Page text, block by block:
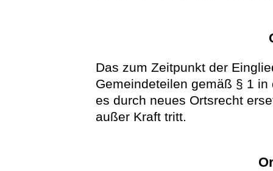
Das zum Zeitpunkt der
Gemeindeteilen gemäß § 1
es durch neues Ortsrecht
außer Kraft tritt.